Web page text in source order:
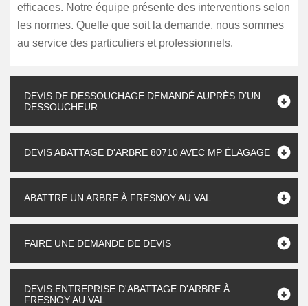
efficaces. Notre équipe présente des interventions selon
les normes. Quelle que soit la demande, nous sommes
au service des particuliers et professionnels.
DEVIS DE DESSOUCHAGE DEMANDÉ AUPRÈS D’UN
DESSOUCHEUR
DEVIS ABATTAGE D'ARBRE 80710 AVEC MP ÉLAGAGE
ABATTRE UN ARBRE À FRESNOY AU VAL
FAIRE UNE DEMANDE DE DEVIS
DEVIS ENTREPRISE D'ABATTAGE D'ARBRE À
FRESNOY AU VAL